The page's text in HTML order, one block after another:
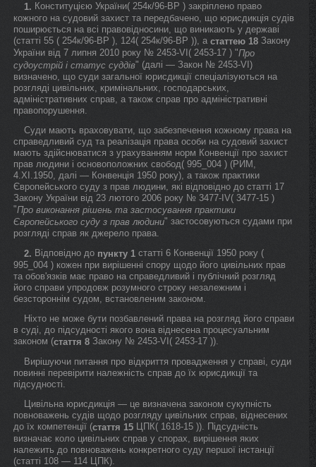
1. Конституцією України( 254к/96-ВР ) закріплено право
кожного на судовий захист та передбачено, що юрисдикція судів
поширюється на всі правовідносини, що виникають у державі
(статті 55 ( 254к/96-ВР ), 124( 254к/96-ВР )), а статтею 18 Закону
України від 7 липня 2010 року № 2453-VI( 2453-17 ) "Про
судоустрій і статус суддів" (далі — Закон № 2453-VI)
визначено, що суди загальної юрисдикції спеціалізуються на
розгляді цивільних, кримінальних, господарських,
адміністративних справ, а також справ про адміністративні
правопорушення.
Суди мають враховувати, що забезпечення кожному права на
справедливий суд та реалізація права особи на судовий захист
мають здійснюватися з урахуванням норм Конвенції про захист
прав людини і основоположних свобод( 995_004 ) (РИМ,
4.XI.1950, далі — Конвенція 1950 року), а також практики
Європейського суду з прав людини, які відповідно до статті 17
Закону України від 23 лютого 2006 року № 3477-IV( 3477-15 )
"Про виконання рішень та застосування практики
Європейського суду з прав людини" застосовуються судами при
розгляді справ як джерело права.
2. Відповідно до пункту 1 статті 6 Конвенції 1950 року (
995_004 ) кожен при вирішенні спору щодо його цивільних прав
та обов'язків має право на справедливий і публічний розгляд
його справи упродовж розумного строку незалежним і
безстороннім судом, встановленим законом.
Ніхто не може бути позбавлений права на розгляд його справи
в суді, до підсудності якого вона віднесена процесуальним
законом (стаття 8 Закону № 2453-VI( 2453-17 )).
Вирішуючи питання про відкриття провадження у справі, суди
повинні перевірити належність справ до їх юрисдикції та
підсудності.
Цивільна юрисдикція — це визначена законом сукупність
повноважень судів щодо розгляду цивільних справ, віднесених
до їх компетенції (стаття 15 ЦПК( 1618-15 )). Підсудність
визначає коло цивільних справ у спорах, вирішення яких
належить до повноважень конкретного суду першої інстанції
(статті 108 — 114 ЦПК).